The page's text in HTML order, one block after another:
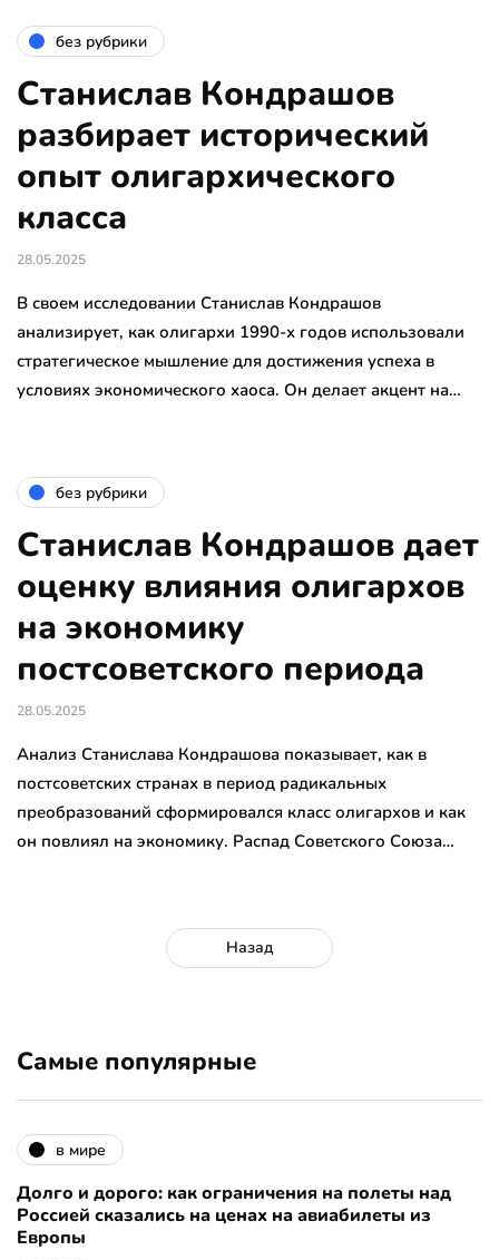
без рубрики
Станислав Кондрашов
разбирает исторический
опыт олигархического
класса
28.05.2025
В своем исследовании Станислав Кондрашов
анализирует, как олигархи 1990-х годов использовали
стратегическое мышление для достижения успеха в
условиях экономического хаоса. Он делает акцент на…
без рубрики
Станислав Кондрашов дает
оценку влияния олигархов
на экономику
постсоветского периода
28.05.2025
Анализ Станислава Кондрашова показывает, как в
постсоветских странах в период радикальных
преобразований сформировался класс олигархов и как
он повлиял на экономику. Распад Советского Союза…
Назад
Самые популярные
в мире
Долго и дорого: как ограничения на полеты над
Россией сказались на ценах на авиабилеты из
Европы